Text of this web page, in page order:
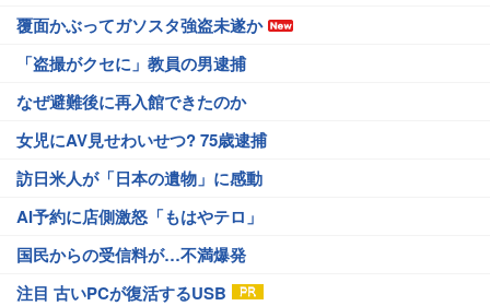
覆面かぶってガソスタ強盗未遂か
「盗撮がクセに」教員の男逮捕
なぜ避難後に再入館できたのか
女児にAV見せわいせつ? 75歳逮捕
訪日米人が「日本の遺物」に感動
AI予約に店側激怒「もはやテロ」
国民からの受信料が…不満爆発
注目 古いPCが復活するUSB